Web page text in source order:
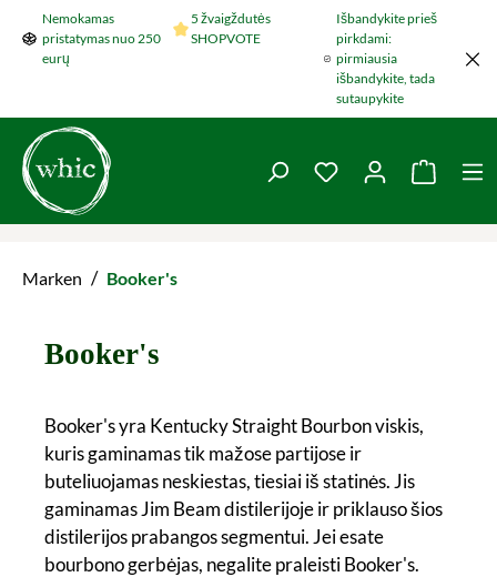
Šokti į pagrindinį turinį
Nemokamas
pristatymas nuo 250
eurų
5 žvaigždutės
SHOPVOTE
Išbandykite prieš
pirkdami:
pirmiausia
išbandykite, tada
sutaupykite
You have 0 wishlist
Marken / Booker's
Booker's
Booker's yra Kentucky Straight Bourbon viskis,
kuris gaminamas tik mažose partijose ir
buteliuojamas neskiestas, tiesiai iš statinės. Jis
gaminamas Jim Beam distilerijoje ir priklauso šios
distilerijos prabangos segmentui. Jei esate
bourbono gerbėjas, negalite praleisti Booker's.